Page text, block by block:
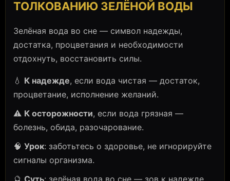
ТОЛКОВАНИЮ ЗЕЛЁНОЙ ВОДЫ
Зелёная вода во сне — символ надежды,
достатка, процветания и необходимости
отдохнуть, восстановить силы.
💧 К надежде, если вода чистая — достаток,
процветание, исполнение желаний.
⚠️ К осторожности, если вода грязная —
болезнь, обида, разочарование.
🧠 Урок: заботьтесь о здоровье, не игнорируйте
сигналы организма.
🔮 Суть: зелёная вода во сне — зов к надежде,